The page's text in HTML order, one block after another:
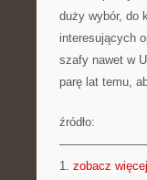
duży wybór, do
interesujących
szafy nawet w
parę lat temu,
źródło:
1. zobacz więcej